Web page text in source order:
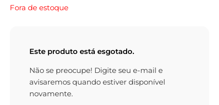
Fora de estoque
Este produto está esgotado.
Não se preocupe! Digite seu e-mail e
avisaremos quando estiver disponível
novamente.